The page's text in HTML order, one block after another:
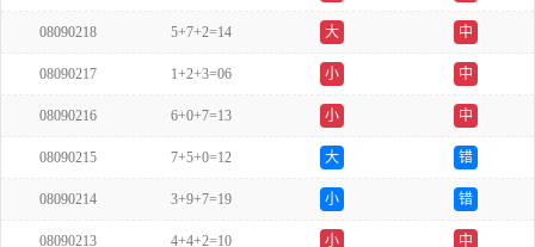
08090218 5+7+2=14 大 中
08090217 1+2+3=06 小 中
08090216 6+0+7=13 小 中
08090215 7+5+0=12 大 错
08090214 3+9+7=19 小 错
08090213 4+4+2=10 小 中